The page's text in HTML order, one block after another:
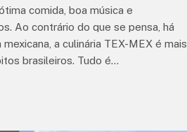
comida, boa música e
Ao contrário do que se pensa, há
a culinária TEX-MEX é mais
brasileiros. Tudo é…